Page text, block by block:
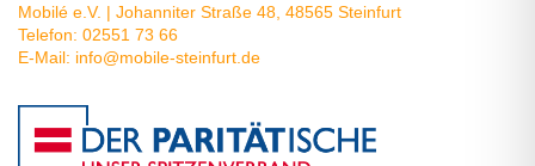
Mobilé e.V. | Johanniter Straße 48, 48565 Steinfurt
Telefon: 02551 73 66
E-Mail: info@mobile-steinfurt.de